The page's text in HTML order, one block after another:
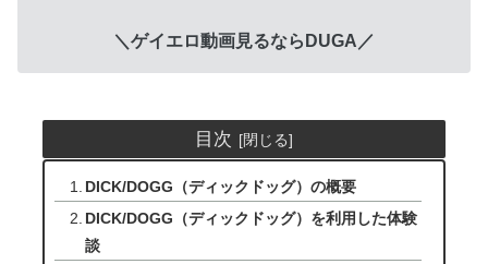
＼ゲイエロ動画見るならDUGA／
目次
DICK/DOGG（ディックドッグ）の概要
DICK/DOGG（ディックドッグ）を利用した体験
談